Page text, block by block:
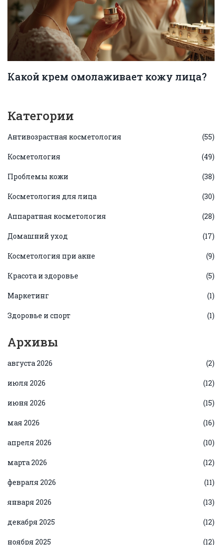
Какой крем омолаживает кожу лица?
Категории
Антивозрастная косметология (55)
Косметология (49)
Проблемы кожи (38)
Косметология для лица (30)
Аппаратная косметология (28)
Домашний уход (17)
Косметология при акне (9)
Красота и здоровье (5)
Маркетинг (1)
Здоровье и спорт (1)
Архивы
августа 2026 (2)
июля 2026 (12)
июня 2026 (15)
мая 2026 (16)
апреля 2026 (10)
марта 2026 (12)
февраля 2026 (11)
января 2026 (13)
декабря 2025 (12)
ноября 2025 (12)